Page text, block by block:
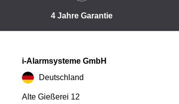
4 Jahre Garantie
i-Alarmsysteme GmbH
Deutschland
Alte Gießerei 12